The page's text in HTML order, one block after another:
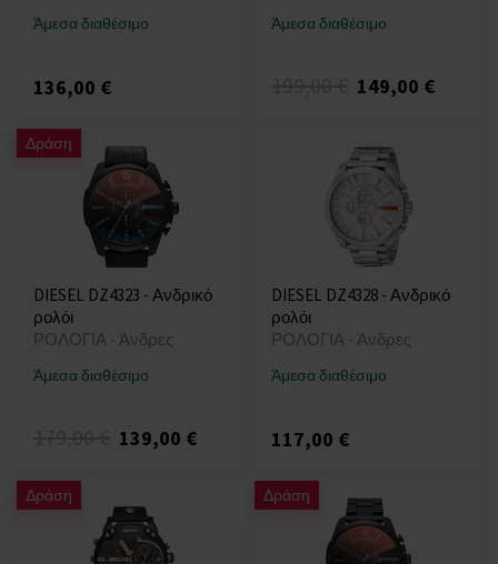
Άμεσα διαθέσιμο
136,00 €
Άμεσα διαθέσιμο
149,00 €
Δράση
DIESEL DZ4323 - Ανδρικό
ρολόι
ΡΟΛΟΓΙΑ - Άνδρες
Άμεσα διαθέσιμο
139,00 €
DIESEL DZ4328 - Ανδρικό
ρολόι
ΡΟΛΟΓΙΑ - Άνδρες
Άμεσα διαθέσιμο
117,00 €
Δράση Δράση